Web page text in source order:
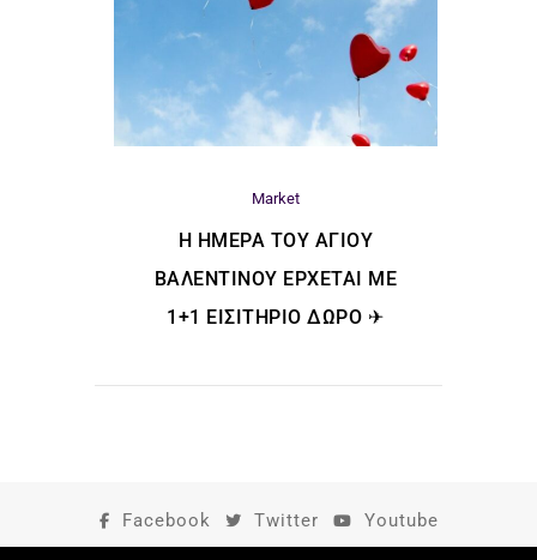
Market
H ΗΜΈΡΑ ΤΟΥ ΑΓΊΟΥ
ΒΑΛΕΝΤΊΝΟΥ ΈΡΧΕΤΑΙ ΜΕ
1+1 ΕΙΣΙΤΉΡΙΟ ΔΏΡΟ ✈
Facebook Twitter Youtube